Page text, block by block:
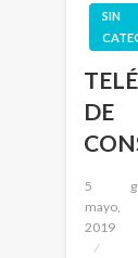
SIN
DE
Publicado
5
mayo,
2019